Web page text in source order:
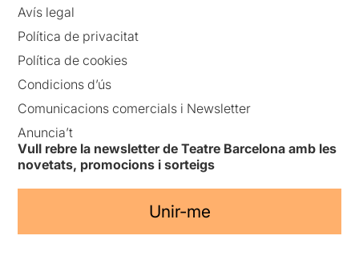
Avís legal
Política de privacitat
Política de cookies
Condicions d’ús
Comunicacions comercials i Newsletter
Anuncia’t
Vull rebre la newsletter de Teatre Barcelona amb les
novetats, promocions i sorteigs
Unir-me